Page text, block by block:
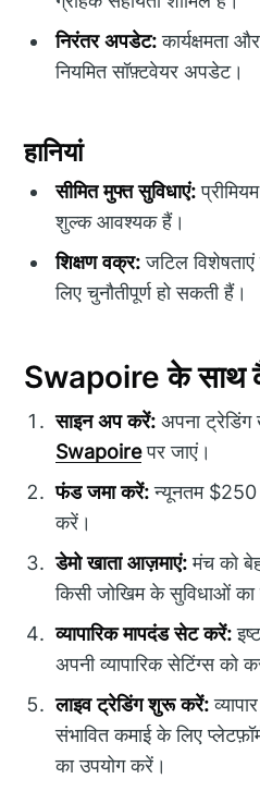
निरंतर अपडेट:कार्यक्षमता
नियमित सॉफ़्टवेयर अपडेट।
हानियां
सीमित मुफ्त सुविधाएं:
शुल्क आवश्यक हैं।
शिक्षण वक्र:जटिल
लिए चुनौतीपूर्ण हो सकती हैं।
Swapoire के
साइन अप करें: अपना ट्रेडिंग
Swapoireपर जाएं।
फंड जमा करें:न्यूनतम $250
करें।
डेमो खाता आज़माएं:मंच को
किसी जोखिम के सुविधाओं का
व्यापारिक मापदंड सेट करें:
अपनी व्यापारिक सेटिंग्स को
लाइव ट्रेडिंग शुरू करें:
संभावित कमाई के लिए
का उपयोग करें।